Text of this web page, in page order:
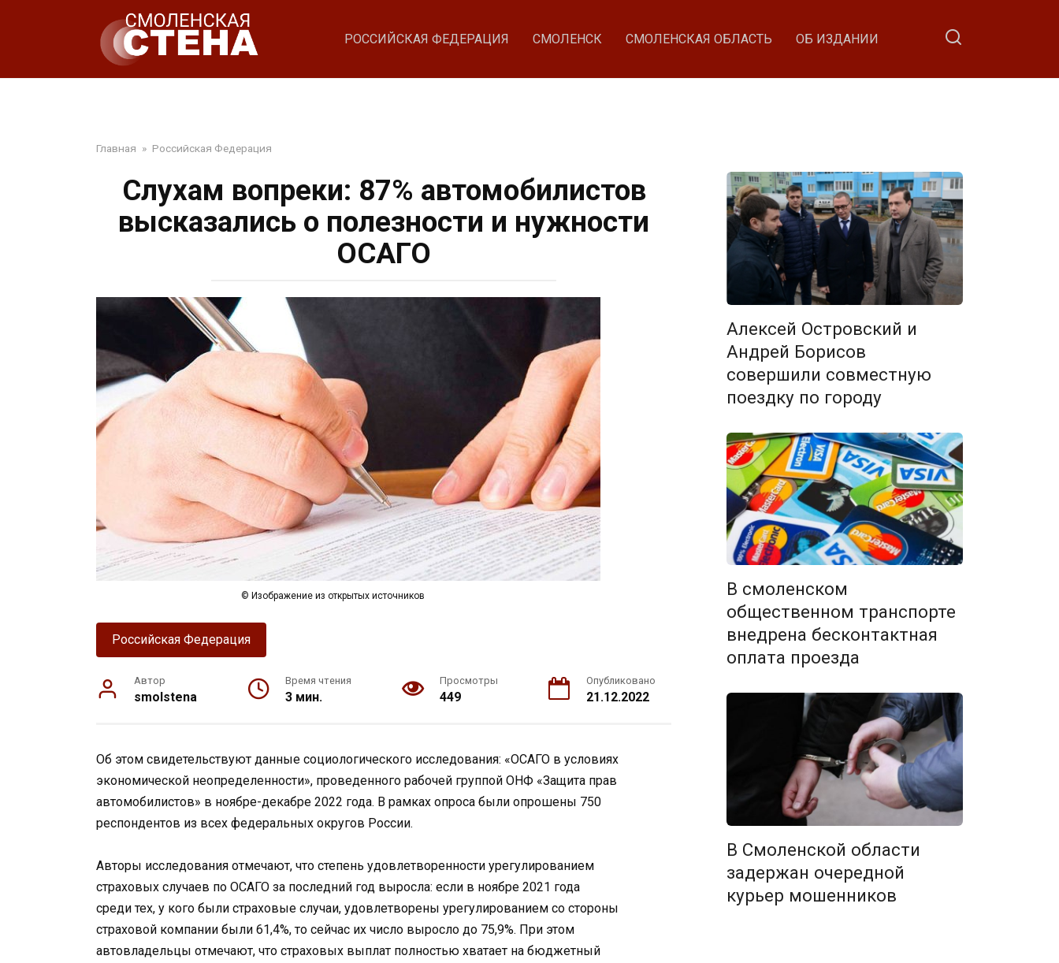
РОССИЙСКАЯ ФЕДЕРАЦИЯ СМОЛЕНСК СМОЛЕНСКАЯ ОБЛАСТЬ ОБ ИЗДАНИИ
Главная » Российская Федерация
Слухам вопреки: 87% автомобилистов
высказались о полезности и нужности
ОСАГО
© Изображение из открытых источников
Российская Федерация
Автор
smolstena
Время чтения
3 мин.
Просмотры
449
Опубликовано
21.12.2022
Об этом свидетельствуют данные социологического исследования: «ОСАГО в условиях
экономической неопределенности», проведенного рабочей группой ОНФ «Защита прав
автомобилистов» в ноябре-декабре 2022 года. В рамках опроса были опрошены 750
респондентов из всех федеральных округов России.
Авторы исследования отмечают, что степень удовлетворенности урегулированием
страховых случаев по ОСАГО за последний год выросла: если в ноябре 2021 года
среди тех, у кого были страховые случаи, удовлетворены урегулированием со стороны
страховой компании были 61,4%, то сейчас их число выросло до 75,9%. При этом
автовладельцы отмечают, что страховых выплат полностью хватает на бюджетный
Алексей Островский и
Андрей Борисов
совершили совместную
поездку по городу
В смоленском
общественном транспорте
внедрена бесконтактная
оплата проезда
В Смоленской области
задержан очередной
курьер мошенников